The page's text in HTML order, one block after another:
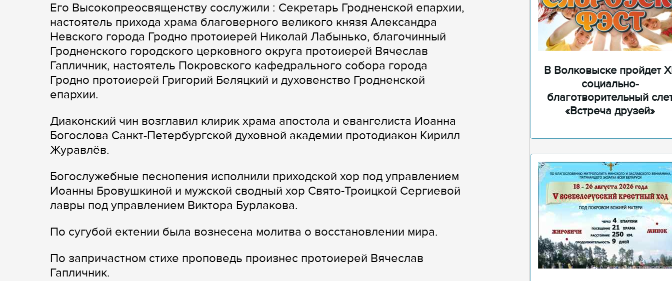
Его Высокопреосвященству сослужили : Секретарь Гродненской епархии,
настоятель прихода храма благоверного великого князя Александра
Невского города Гродно протоиерей Николай Лабынько, благочинный
Гродненского городского церковного округа протоиерей Вячеслав
Гапличник, настоятель Покровского кафедрального собора города
Гродно протоиерей Григорий Беляцкий и духовенство Гродненской
епархии.
Диаконский чин возглавил клирик храма апостола и евангелиста Иоанна
Богослова Санкт-Петербургской духовной академии протодиакон Кирилл
Журавлёв.
Богослужебные песнопения исполнили приходской хор под управлением
Иоанны Бровушкиной и мужской сводный хор Свято-Троицкой Сергиевой
лавры под управлением Виктора Бурлакова.
По сугубой ектении была вознесена молитва о восстановлении мира.
По запричастном стихе проповедь произнес протоиерей Вячеслав
Гапличник.
В Волковыске пройдет
социально-
благотворительный
«Встреча друзей»